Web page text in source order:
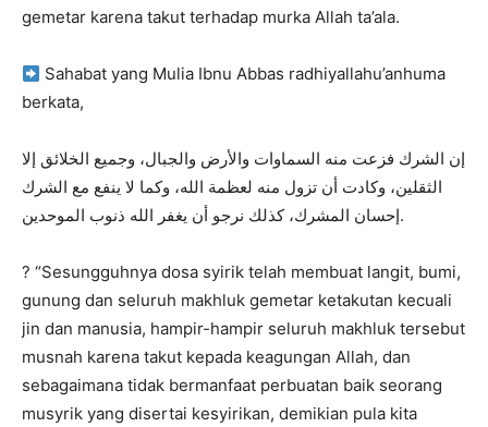
gemetar karena takut terhadap murka Allah ta’ala.
Sahabat yang Mulia Ibnu Abbas radhiyallahu’anhuma
berkata,
إن الشرك فزعت منه السماوات والأرض والجبال، وجميع الخلائق إلا
الثقلين، وكادت أن تزول منه لعظمة الله، وكما لا ينفع مع الشرك
إحسان المشرك، كذلك نرجو أن يغفر الله ذنوب الموحدين.
? “Sesungguhnya dosa syirik telah membuat langit, bumi,
gunung dan seluruh makhluk gemetar ketakutan kecuali
jin dan manusia, hampir-hampir seluruh makhluk tersebut
musnah karena takut kepada keagungan Allah, dan
sebagaimana tidak bermanfaat perbuatan baik seorang
musyrik yang disertai kesyirikan, demikian pula kita